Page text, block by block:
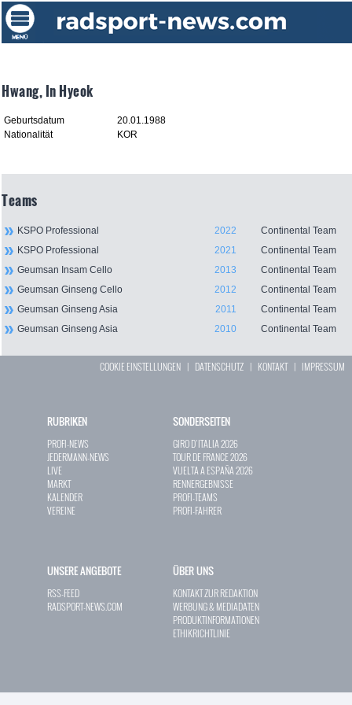
Hwang, In Hyeok
Geburtsdatum
20.01.1988
Nationalität
KOR
Teams
KSPO Professional 2022
Continental Team
KSPO Professional
2021
Continental Team
Geumsan Insam Cello
2013
Continental Team
Geumsan Ginseng Cello
2012
Continental Team
Geumsan Ginseng Asia
2011
Continental Team
Geumsan Ginseng Asia
2010 Continental Team
COOKIE EINSTELLUNGEN | DATENSCHUTZ | KONTAKT| IMPRESSUM
RUBRIKEN
PROFI-NEWS
JEDERMANN-NEWS
LIVE
MARKT
KALENDER
VEREINE
SONDERSEITEN
GIRO D`ITALIA 2026
TOUR DE FRANCE 2026
VUELTA A ESPAÑA 2026
RENNERGEBNISSE
PROFI-TEAMS
PROFI-FAHRER
UNSERE ANGEBOTE
RSS-FEED
RADSPORT-NEWS.COM
ÜBER UNS
KONTAKT ZUR REDAKTION
WERBUNG & MEDIADATEN
PRODUKTINFORMATIONEN
ETHIKRICHTLINIE